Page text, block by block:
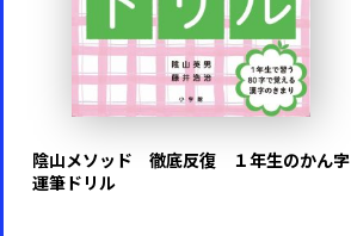
陰山メソッド 徹底反復 １年生のかん字
運筆ドリル